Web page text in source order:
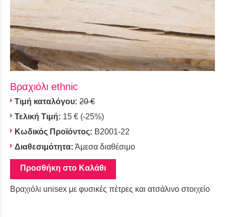
Βραχιόλι ethnic
Τιμή καταλόγου: 20 €
Τελική Τιμή: 15 € (-25%)
Κωδικός Προϊόντος: Β2001-22
Διαθεσιμότητα: Άμεσα διαθέσιμο
Προσθήκη στο Καλάθι
Βραχιόλι unisex με φυσικές πέτρες και ατσάλινο στοιχείο